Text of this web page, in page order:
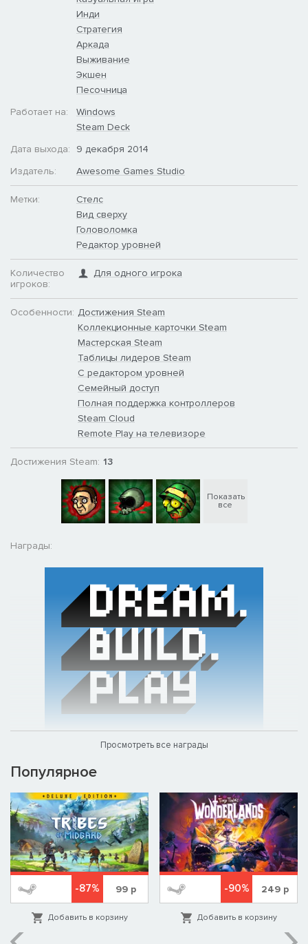
Инди
Стратегия
Аркада
Выживание
Экшен
Песочница
Работает на:
Windows
Steam Deck
Дата выхода:
9 декабря 2014
Издатель:
Awesome Games Studio
Метки:
Стелс
Вид сверху
Головоломка
Редактор уровней
Количество
игроков:
Для одного игрока
Особенности: Достижения Steam
Коллекционные карточки Steam
Мастерская Steam
Таблицы лидеров Steam
С редактором уровней
Семейный доступ
Полная поддержка контроллеров
Steam Cloud
Remote Play на телевизоре
Достижения Steam: 13
Показать
все
Награды:
Просмотреть все награды
Популярное
-87% 99р
Добавить в корзину
-90% 249р
Добавить в корзину